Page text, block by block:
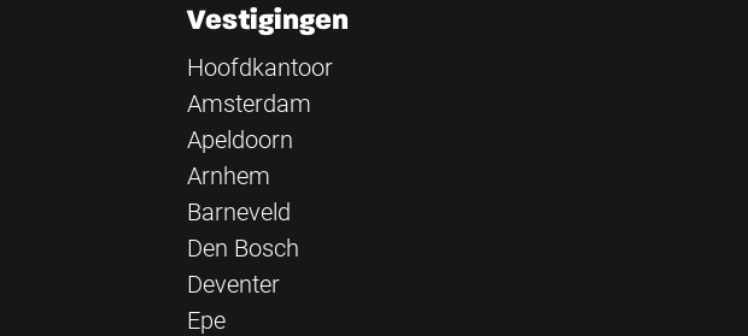
Vestigingen
Hoofdkantoor
Amsterdam
Apeldoorn
Arnhem
Barneveld
Den Bosch
Deventer
Epe